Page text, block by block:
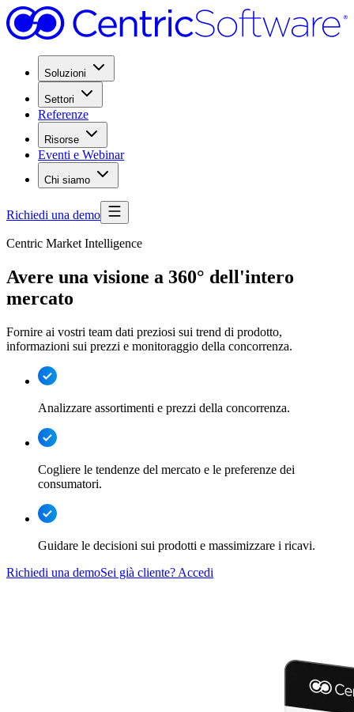
Soluzioni
Settori
Referenze
Risorse
Eventi e Webinar
Chi siamo
Richiedi una demo
Centric Market Intelligence
Avere una visione a 360° dell'intero
mercato
Fornire ai vostri team dati preziosi sui trend di prodotto,
informazioni sui prezzi e monitoraggio della concorrenza.
Analizzare assortimenti e prezzi della concorrenza.
Cogliere le tendenze del mercato e le preferenze dei
consumatori.
Guidare le decisioni sui prodotti e massimizzare i ricavi.
Richiedi una demoSei già cliente? Accedi